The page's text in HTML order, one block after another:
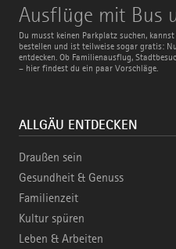
Ausflüge mit Bus
Du musst keinen Parkplatz suchen,
bestellen und ist teilweise sogar gratis:
entdecken. Ob Familienausflug,
– hier findest du ein paar Vorschläge.
Ausflüge
mit
Bus
und
Bahn
ALLGÄU ENTDECKEN
Draußen sein
Gesundheit & Genuss
Familienzeit
Kultur spüren
Leben & Arbeiten